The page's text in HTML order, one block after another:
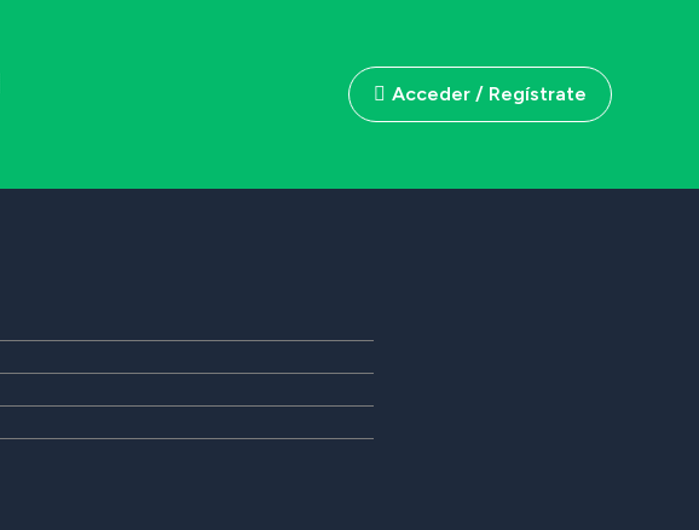
Acceder / Regístrate